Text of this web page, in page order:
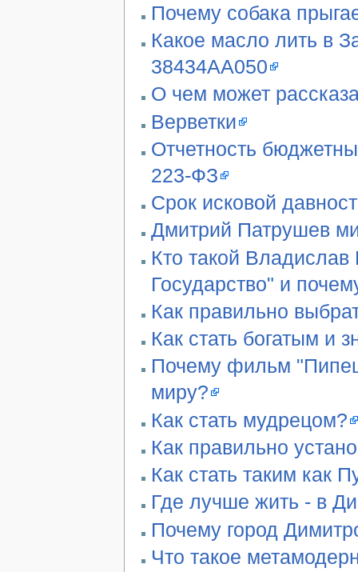
Почему собака
Какое масло лить в
38434AA050
О чем может
Верветки
Отчетность
223-ФЗ
Срок исковой
Дмитрий Патрушев
Кто такой
Государство" и
Как правильно
Как стать богатым и
Почему фильм
миру?
Как стать мудрецом?
Как правильно
Как стать таким как
Где лучше жить - в
Почему город
Что такое